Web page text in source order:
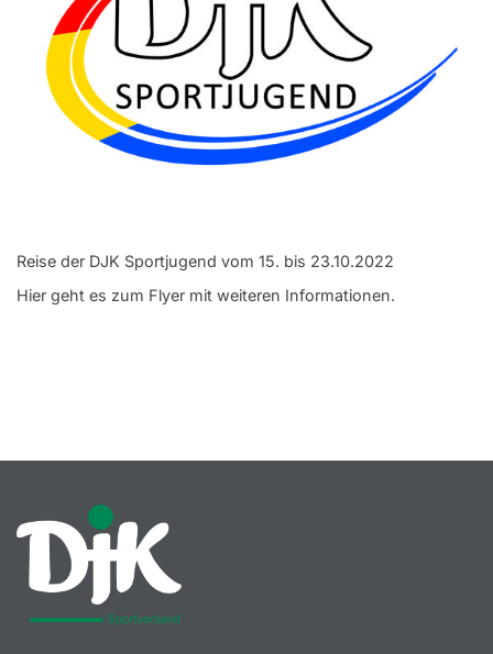
Reise der DJK Sportjugend vom 15. bis 23.10.2022
Hier geht es zum Flyer mit weiteren Informationen.
Service
Aus- und Fortbildungen
Kontakt